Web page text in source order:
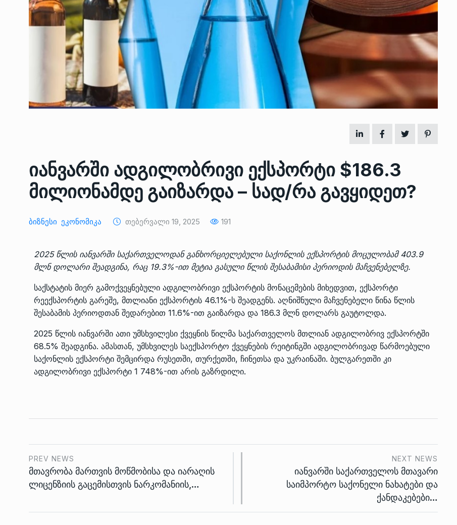
იანვარში ადგილობრივი ექსპორტი $186.3
მილიონამდე გაიზარდა – სად/რა გავყიდეთ?
Ბიზნესი Ეკონომიკა Თებერვალი 19, 2025 191
2025 წლის იანვარში საქართველოდან განხორციელებული საქონლის ექსპორტის მოცულობამ 403.9
მლნ დოლარი შეადგინა, რაც 19.3%-ით მეტია გასული წლის შესაბამისი პერიოდის მაჩვენებელზე.
საქსტატის მიერ გამოქვეყნებული ადგილობრივი ექსპორტის მონაცემების მიხედვით, ექსპორტი
რეექსპორტის გარეშე, მთლიანი ექსპორტის 46.1%-ს შეადგენს. აღნიშნული მაჩვენებელი წინა წლის
შესაბამის პერიოდთან შედარებით 11.6%-ით გაიზარდა და 186.3 მლნ დოლარს გაუტოლდა.
2025 წლის იანვარში ათი უმსხვილესი ქვეყნის წილმა საქართველოს მთლიან ადგილობრივ ექსპორტში
68.5% შეადგინა. ამასთან, უმსხვილეს საექსპორტო ქვეყნების რეიტინგში ადგილობრივად წარმოებული
საქონლის ექსპორტი შემცირდა რუსეთში, თურქეთში, ჩინეთსა და უკრაინაში. ბულგარეთში კი
ადგილობრივი ექსპორტი 1 748%-ით არის გაზრდილი.
PREV NEWS
მთავრობა მართვის მოწმობისა და იარაღის
ლიცენზიის გაცემისთვის ნარკომანიის,…
NEXT NEWS
იანვარში საქართველოს მთავარი
საიმპორტო საქონელი ნახატები და
ქანდაკებები…
6
ოთარ შამუგია ბაქოში გამართულ
მინისტერიალზე სიტყვით…
ᲔᲙᲝᲜᲝᲛᲘᲙᲐ 10/05/2022
ᲔᲙᲝᲜᲝᲛᲘᲙᲐ 10/05/2022
8
საქართველოს რკინიგზის
დერეფნის…
9
თბილისის ზაქარია ფალიაშვილის
ბალეტის…
ᲙᲣᲚᲢᲣᲠᲐ 13/05/2022
10
თბილისის ზაქარია ფალიაშვილის
სახელობის ოპერისა და
ბალეტის…
ᲙᲣᲚᲢᲣᲠᲐ 13/05/2022
11
ზურაბ აზარაშვილი:
„სოციალურად დაუცველთა
დასაქმების პროგრამაში,…
12 ᲠᲔᲒᲘᲝᲜᲔᲑᲘ 13/05/2022
მარაგი დღეისათვის გვაქვს
14
პრემიერ-მინისტრი ირაკლი
ღარიბაშვილი ოზურგეთის
ᲒᲐᲜᲐᲗᲚᲔᲑᲐ 15/05/2022
15
ღარიბაშვილმა ახლად
რეაბილიტირებული ოზურგეთის…
ᲒᲐᲜᲐᲗᲚᲔᲑᲐ 15/05/2022